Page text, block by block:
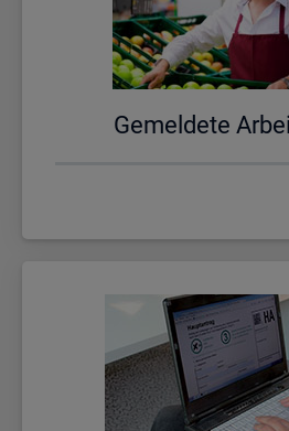
Ge­mel­de­te